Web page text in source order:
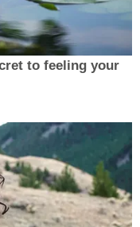
to feeling your